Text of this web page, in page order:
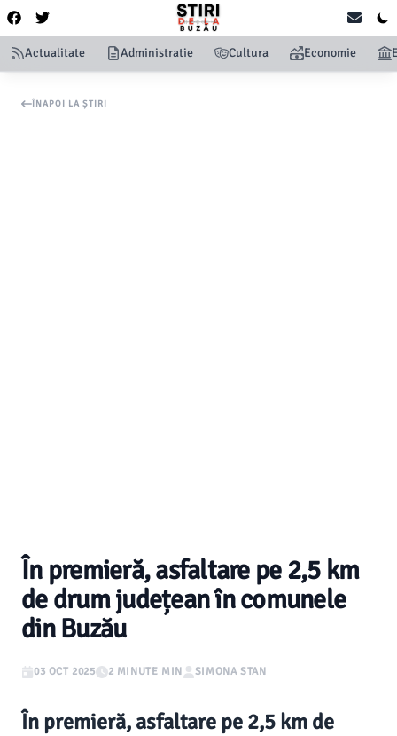
Actualitate Administratie Cultura Economie
ÎNAPOI LA ȘTIRI
În premieră, asfaltare pe 2,5 km
de drum județean în comunele
din Buzău
03 OCT 2025 2 MINUTE MIN SIMONA STAN
În premieră, asfaltare pe 2,5 km de